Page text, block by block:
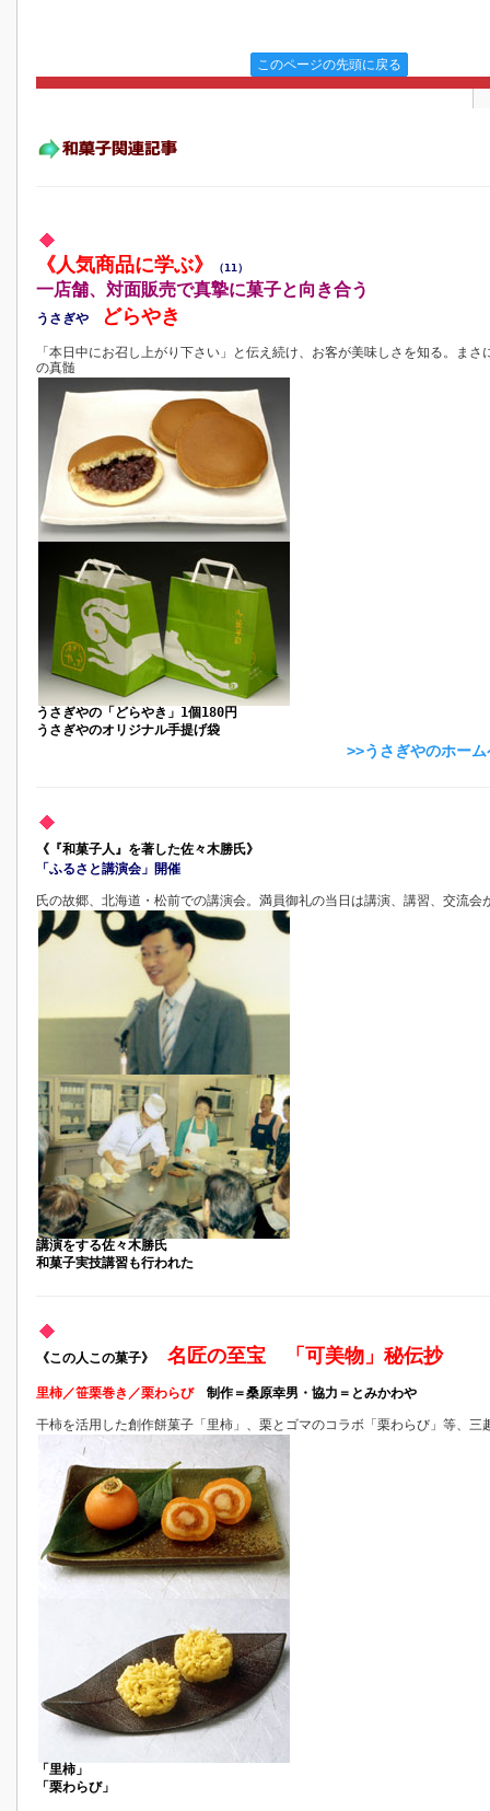
このページの先頭に戻る
《人気商品に学ぶ》 （11）
一店舗、対面販売で真摯に菓子と向き合う
うさぎや どらやき
「本日中にお召し上がり下さい」と伝え続け、お客が美味しさを知る。まさ
の真髄
うさぎやの「どらやき」1個180円
うさぎやのオリジナル手提げ袋
>>うさぎやのホー
《『和菓子人』を著した佐々木勝氏》
「ふるさと講演会」開催
氏の故郷、北海道・松前での講演会。満員御礼の当日は講演、講習、交流会
講演をする佐々木勝氏
和菓子実技講習も行われた
《この人この菓子》 名匠の至宝 「可美物」秘伝抄
里柿／笹栗巻き／栗わらび制作＝桑原幸男・協力＝とみかわや
干柿を活用した創作餅菓子「里柿」、栗とゴマのコラボ「栗わらび」等、三
「里柿」
「栗わらび」